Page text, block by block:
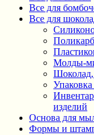
Все для
Все для
Молды-
изделий
Основа для
Формы и